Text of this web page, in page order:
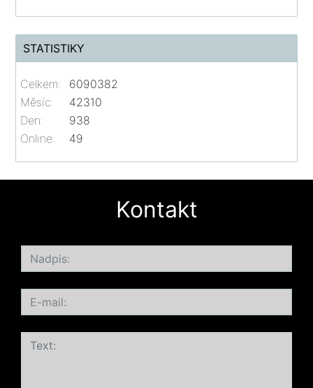
STATISTIKY
Online: 49
Celkem:
6090382
Měsíc:
42310
Den:
938
Kontakt